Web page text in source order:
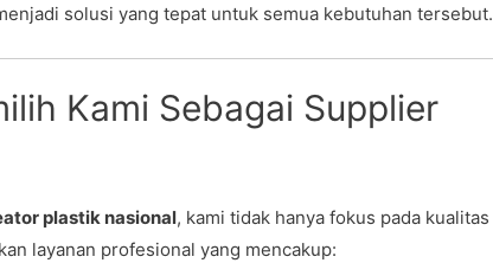
solusi yang tepat untuk semua kebutuhan tersebut.
Kami Sebagai Supplier
plastik nasional, kami tidak hanya fokus pada kualitas
layanan profesional yang mencakup: